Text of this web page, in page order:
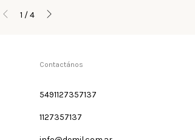
1 /4
Contactános
5491127357137
1127357137